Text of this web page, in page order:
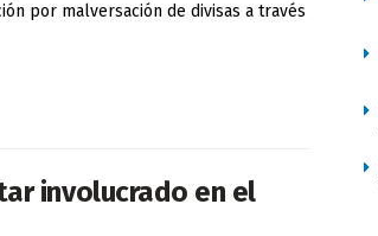
por malversación de divisas a través
involucrado en el